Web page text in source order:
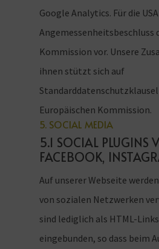
Google Analytics. Für die
Angemessenheitsbeschluss
Kommission vor. Unsere
ihnen stützt sich auf
Europäischen Kommission.
5. SOCIAL MEDIA
5.1 SOCIAL PLUGINS
FACEBOOK,
Auf unserer Webseite
von sozialen Netzwerken
sind lediglich als HTML-
eingebunden, so dass beim